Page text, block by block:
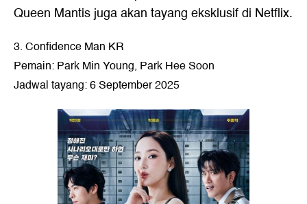
Queen Mantis juga akan tayang eksklusif di Netflix.
3. Confidence Man KR
Pemain: Park Min Young, Park Hee Soon
Jadwal tayang: 6 September 2025